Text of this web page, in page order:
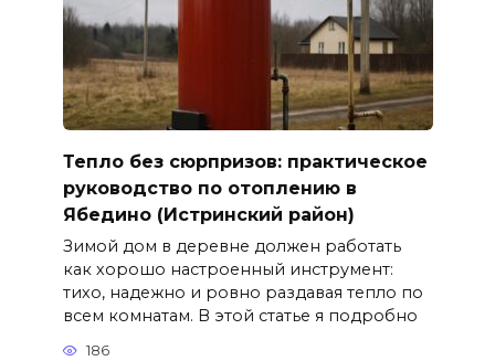
Тепло без сюрпризов: практическое
руководство по отоплению в
Ябедино (Истринский район)
Зимой дом в деревне должен работать
как хорошо настроенный инструмент:
тихо, надежно и ровно раздавая тепло по
всем комнатам. В этой статье я подробно
186